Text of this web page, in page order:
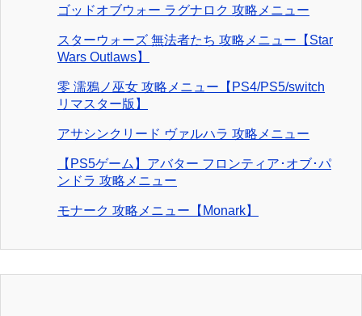
ゴッドオブウォー ラグナロク 攻略メニュー
スターウォーズ 無法者たち 攻略メニュー【Star
Wars Outlaws】
零 濡鴉ノ巫女 攻略メニュー【PS4/PS5/switch
リマスター版】
アサシンクリード ヴァルハラ 攻略メニュー
【PS5ゲーム】アバター フロンティア･オブ･パ
ンドラ 攻略メニュー
モナーク 攻略メニュー【Monark】